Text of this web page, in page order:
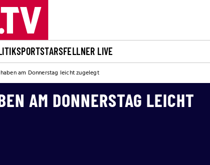
SPORTSTARSFELLNER LIVE
am Donnerstag leicht zugelegt
AM DONNERSTAG LEICHT